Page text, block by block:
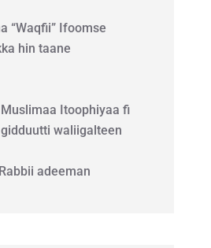
“Waqfii” Ifoomse
hin taane
Itoophiyaa fi
waliigalteen
adeeman